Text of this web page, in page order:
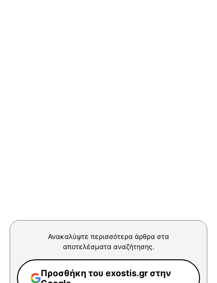
Ανακαλύψτε περισσότερα άρθρα στα
αποτελέσματα αναζήτησης.
Προσθήκη του exostis.gr στην